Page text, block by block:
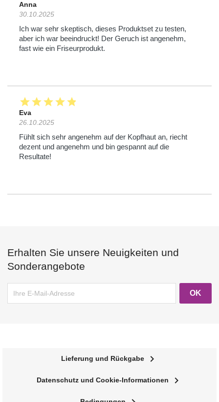
Anna
30.10.2025
Ich war sehr skeptisch, dieses Produktset zu testen,
aber ich war beeindruckt! Der Geruch ist angenehm,
fast wie ein Friseurprodukt.
starstarstarstarstar
Eva
26.10.2025
Fühlt sich sehr angenehm auf der Kopfhaut an, riecht
dezent und angenehm und bin gespannt auf die
Resultate!
Erhalten Sie unsere Neuigkeiten und
Sonderangebote
Lieferung und Rückgabe navigate_next
Datenschutz und Cookie-Informationen navigate_next